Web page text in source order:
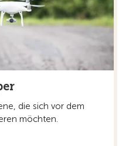
die sich vor dem
möchten.